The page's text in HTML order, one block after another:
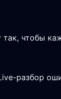
чтобы
разбор